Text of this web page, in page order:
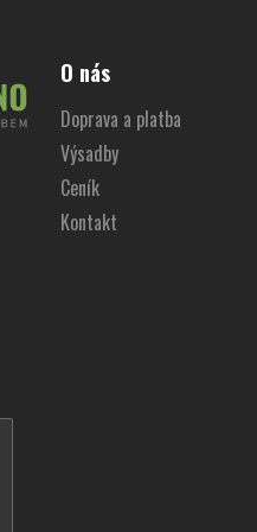
O nás
Doprava a platba
Výsadby
Ceník
Kontakt